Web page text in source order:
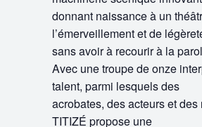
donnant naissance à un
l’émerveillement et de
sans avoir à recourir à la
Avec une troupe de onze
talent, parmi lesquels des
acrobates, des acteurs et des
TITIZÉ propose une